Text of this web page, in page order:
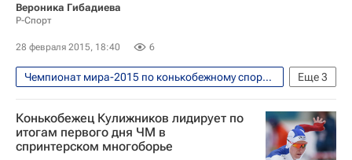
Вероника Гибадиева
Р-Спорт
28 февраля 2015, 18:40 6
Еще3
Чемпионат мира-2015 по конькобежному спорту в спринтерском многоборье. Астана, 28 февраля - 1 марта
Конькобежный спорт
Павел Кулижников
Конькобежец Кулижников лидирует по
итогам первого дня ЧМ в
спринтерском многоборье